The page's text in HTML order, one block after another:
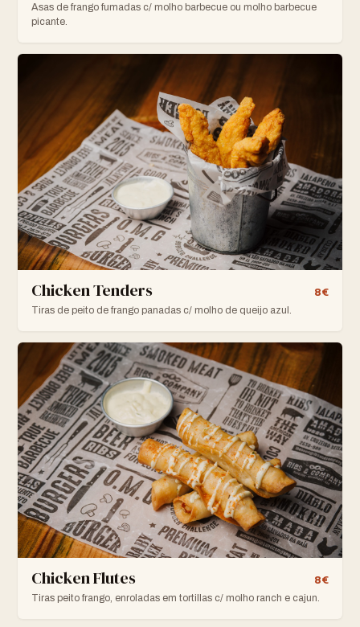
Asas de frango fumadas c/ molho barbecue ou molho barbecue
picante.
Chicken Tenders
8€
Tiras de peito de frango panadas c/ molho de queijo azul.
Chicken Flutes
8€
Tiras peito frango, enroladas em tortillas c/ molho ranch e cajun.